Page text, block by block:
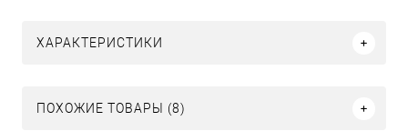
ХАРАКТЕРИСТИКИ
ПОХОЖИЕ ТОВАРЫ (8)